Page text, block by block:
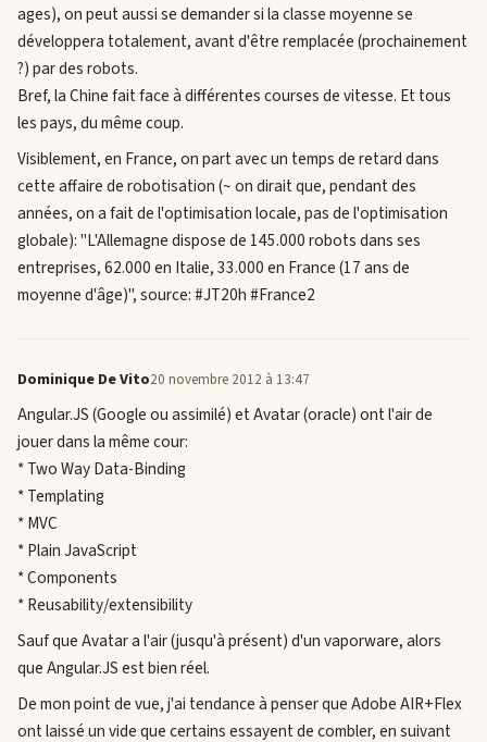
ages), on peut aussi se demander si la classe moyenne se
développera totalement, avant d'être remplacée (prochainement
?) par des robots.
Bref, la Chine fait face à différentes courses de vitesse. Et tous
les pays, du même coup.
Visiblement, en France, on part avec un temps de retard dans
cette affaire de robotisation (~ on dirait que, pendant des
années, on a fait de l'optimisation locale, pas de l'optimisation
globale): "L'Allemagne dispose de 145.000 robots dans ses
entreprises, 62.000 en Italie, 33.000 en France (17 ans de
moyenne d'âge)", source: #JT20h #France2
Dominique De Vito20 novembre 2012 à 13:47
Angular.JS (Google ou assimilé) et Avatar (oracle) ont l'air de
jouer dans la même cour:
* Two Way Data-Binding
* Templating
* MVC
* Plain JavaScript
* Components
* Reusability/extensibility
Sauf que Avatar a l'air (jusqu'à présent) d'un vaporware, alors
que Angular.JS est bien réel.
De mon point de vue, j'ai tendance à penser que Adobe AIR+Flex
ont laissé un vide que certains essayent de combler, en suivant